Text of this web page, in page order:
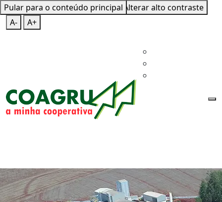
Pular para o conteúdo principal
Mapa do SiteTeclas de Atalho
Alterar alto contraste
A-
A+